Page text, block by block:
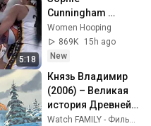
5:18
Cunningham
CLOBBERED in
HEAD by DiJonai
Carrington! Indiana
basketball
Women Hooping
869K
15h ago
New
Князь Владимир
(2006) – Великая
история Древней
Руси для всей